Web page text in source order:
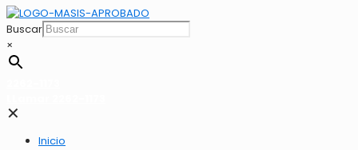
Buscar
×
✕
Inicio